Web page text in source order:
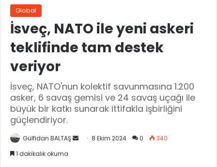
Global
İsveç, NATO ile yeni askeri
teklifinde tam destek
veriyor
İsveç, NATO'nun kolektif savunmasına 1.200
asker, 6 savaş gemisi ve 24 savaş uçağı ile
büyük bir katkı sunarak ittifakla işbirliğini
güçlendiriyor.
Gülfidan BALTAŞ 8 Ekim 2024 0
340
1 dakikalık okuma